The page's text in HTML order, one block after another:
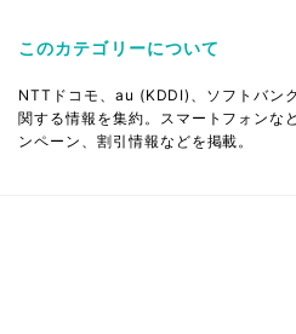
このカテゴリーについて
NTTドコモ、au (KDDI)、ソフトバン
関する情報を集約。スマートフォンな
ンペーン、割引情報などを掲載。